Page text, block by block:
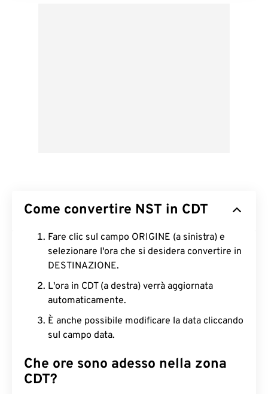
Come convertire NST in CDT
Fare clic sul campo ORIGINE (a sinistra) e
selezionare l'ora che si desidera convertire in
DESTINAZIONE.
L'ora in CDT (a destra) verrà aggiornata
automaticamente.
È anche possibile modificare la data cliccando
sul campo data.
Che ore sono adesso nella zona
CDT?